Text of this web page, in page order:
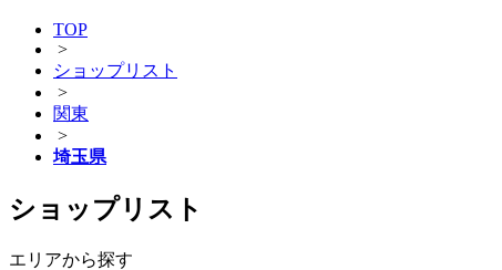
TOP
>
ショップリスト
>
関東
>
埼玉県
ショップリスト
エリアから探す